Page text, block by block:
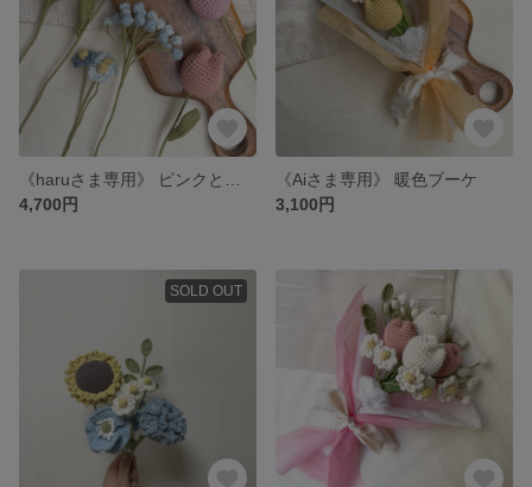
4,700円
《Aiさま専用》 暖色ブーケ
3,100円
SOLD OUT